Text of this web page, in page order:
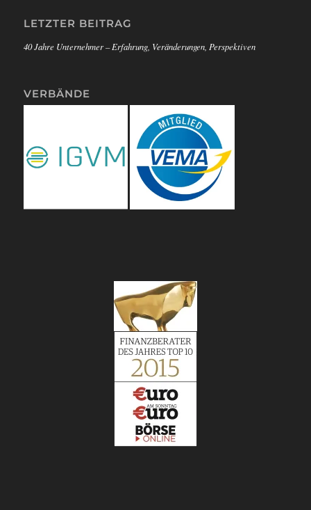
LETZTER BEITRAG
40 Jahre Unternehmer – Erfahrung, Veränderungen, Perspektiven
VERBÄNDE